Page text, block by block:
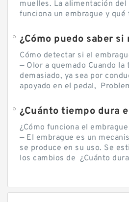
muelles. La alimentación
funciona un embrague y
Cómo detectar si el
— Olor a quemado Cuando
demasiado, ya sea por
apoyado en el pedal,
¿Cuánto tiempo dura
¿Cómo funciona el
— El embrague es un
se produce en su uso. Se
los cambios de ¿Cuánto